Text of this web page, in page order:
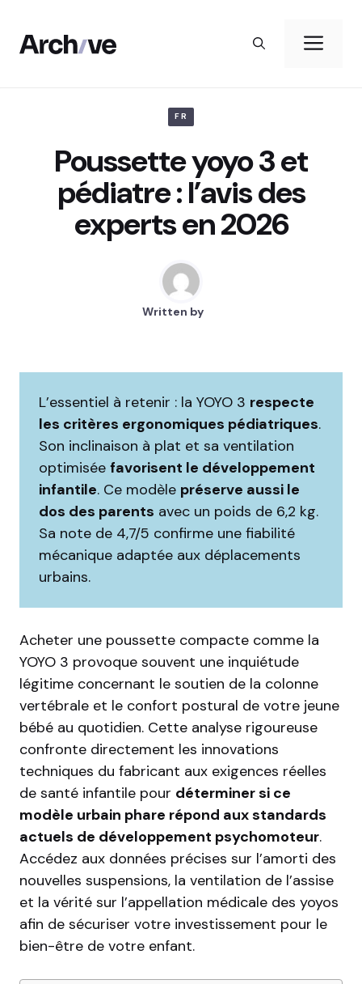
contenu
FR
Poussette yoyo 3 et
pédiatre : l’avis des
experts en 2026
Written by
L’essentiel à retenir : la YOYO 3 respecte
les critères ergonomiques pédiatriques.
Son inclinaison à plat et sa ventilation
optimisée favorisent le développement
infantile. Ce modèle préserve aussi le
dos des parents avec un poids de 6,2 kg.
Sa note de 4,7/5 confirme une fiabilité
mécanique adaptée aux déplacements
urbains.
Acheter une poussette compacte comme la
YOYO 3 provoque souvent une inquiétude
légitime concernant le soutien de la colonne
vertébrale et le confort postural de votre jeune
bébé au quotidien. Cette analyse rigoureuse
confronte directement les innovations
techniques du fabricant aux exigences réelles
de santé infantile pour déterminer si ce
modèle urbain phare répond aux standards
actuels de développement psychomoteur.
Accédez aux données précises sur l’amorti des
nouvelles suspensions, la ventilation de l’assise
et la vérité sur l’appellation médicale des yoyos
afin de sécuriser votre investissement pour le
bien-être de votre enfant.